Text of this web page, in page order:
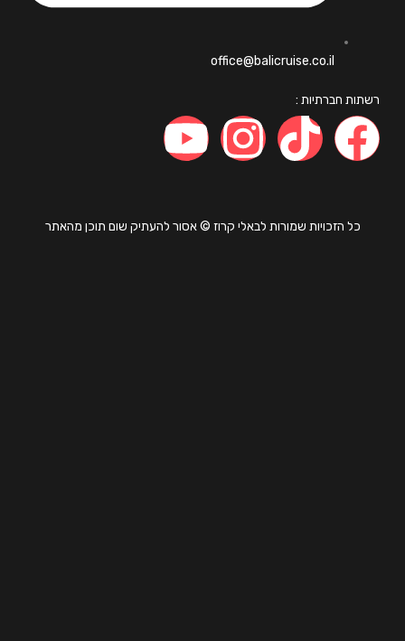
office@balicruise.co.il
חברתיות :
כל הזכויות שמורות לבאלי קרוז © אסור להעתיק שום תוכן מהאתר